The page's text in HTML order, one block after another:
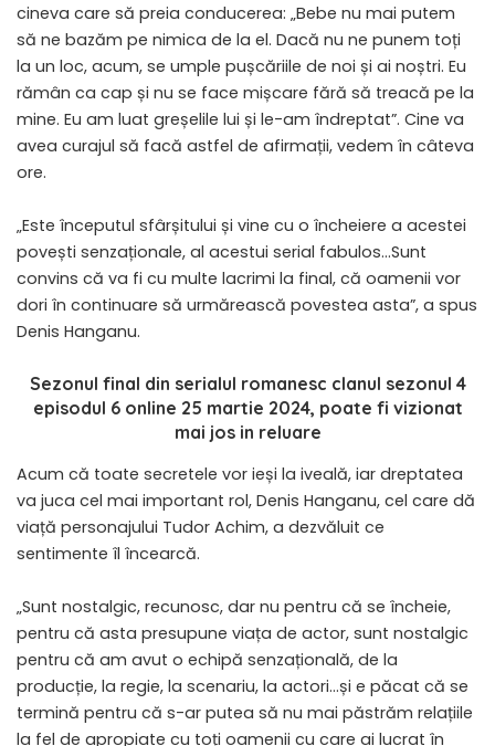
cineva care să preia conducerea: „Bebe nu mai putem
să ne bazăm pe nimica de la el. Dacă nu ne punem toți
la un loc, acum, se umple pușcăriile de noi și ai noștri. Eu
rămân ca cap și nu se face mișcare fără să treacă pe la
mine. Eu am luat greșelile lui și le-am îndreptat”. Cine va
avea curajul să facă astfel de afirmații, vedem în câteva
ore.
„Este începutul sfârșitului și vine cu o încheiere a acestei
povești senzaționale, al acestui serial fabulos…Sunt
convins că va fi cu multe lacrimi la final, că oamenii vor
dori în continuare să urmărească povestea asta”, a spus
Denis Hanganu.
Sezonul final din serialul romanesc clanul sezonul 4
episodul 6 online 25 martie 2024, poate fi vizionat
mai jos in reluare
Acum că toate secretele vor ieși la iveală, iar dreptatea
va juca cel mai important rol, Denis Hanganu, cel care dă
viață personajului Tudor Achim, a dezvăluit ce
sentimente îl încearcă.
„Sunt nostalgic, recunosc, dar nu pentru că se încheie,
pentru că asta presupune viața de actor, sunt nostalgic
pentru că am avut o echipă senzațională, de la
producție, la regie, la scenariu, la actori…și e păcat că se
termină pentru că s-ar putea să nu mai păstrăm relațiile
la fel de apropiate cu toți oamenii cu care ai lucrat în